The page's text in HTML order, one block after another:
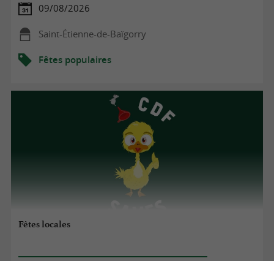
09/08/2026
Saint-Étienne-de-Baïgorry
Fêtes populaires
Fêtes locales